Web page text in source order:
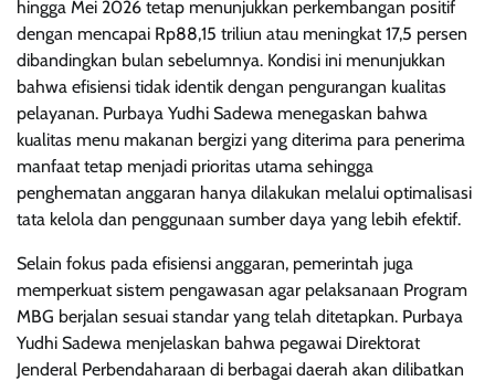
hingga Mei 2026 tetap menunjukkan perkembangan positif
dengan mencapai Rp88,15 triliun atau meningkat 17,5 persen
dibandingkan bulan sebelumnya. Kondisi ini menunjukkan
bahwa efisiensi tidak identik dengan pengurangan kualitas
pelayanan. Purbaya Yudhi Sadewa menegaskan bahwa
kualitas menu makanan bergizi yang diterima para penerima
manfaat tetap menjadi prioritas utama sehingga
penghematan anggaran hanya dilakukan melalui optimalisasi
tata kelola dan penggunaan sumber daya yang lebih efektif.
Selain fokus pada efisiensi anggaran, pemerintah juga
memperkuat sistem pengawasan agar pelaksanaan Program
MBG berjalan sesuai standar yang telah ditetapkan. Purbaya
Yudhi Sadewa menjelaskan bahwa pegawai Direktorat
Jenderal Perbendaharaan di berbagai daerah akan dilibatkan